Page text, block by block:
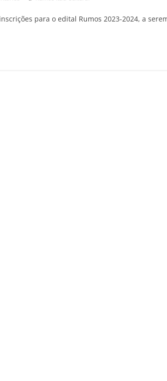
para o edital Rumos 2023-2024, a